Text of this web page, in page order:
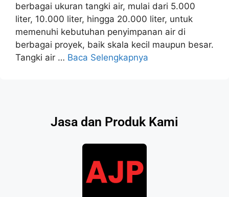
berbagai ukuran tangki air, mulai dari 5.000
liter, 10.000 liter, hingga 20.000 liter, untuk
memenuhi kebutuhan penyimpanan air di
berbagai proyek, baik skala kecil maupun besar.
Tangki air … Baca Selengkapnya
Jasa dan Produk Kami